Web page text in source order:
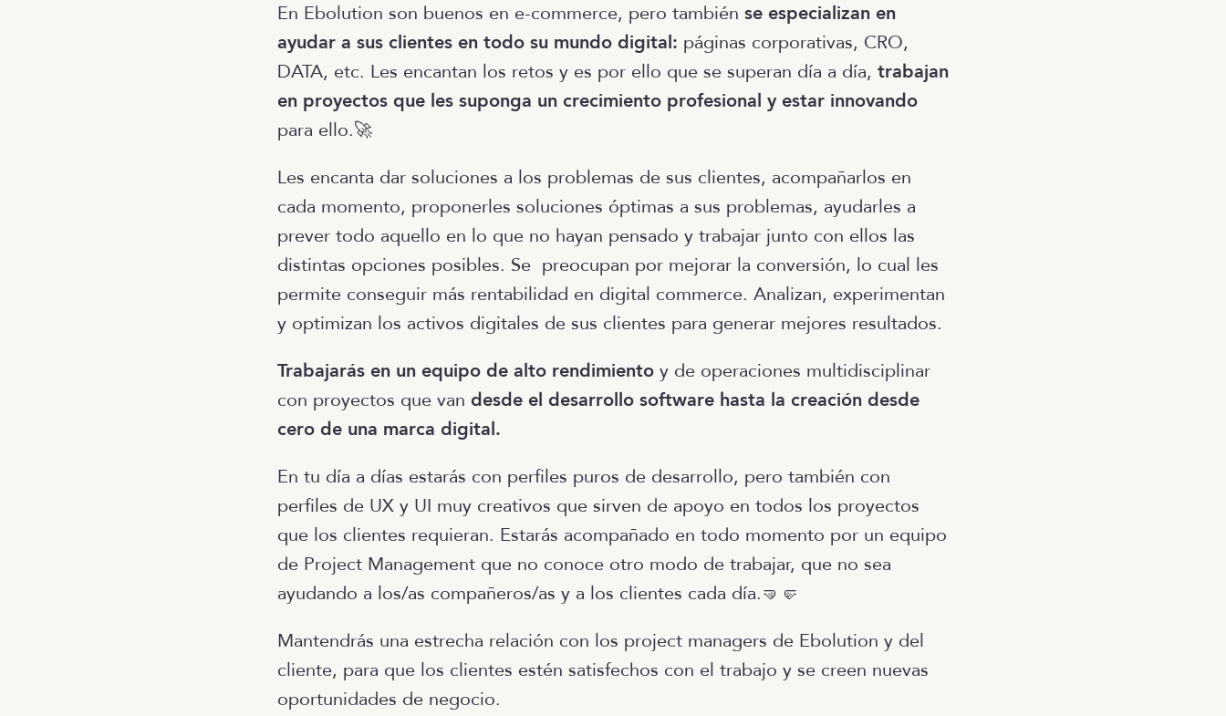
En Ebolution son buenos en e-commerce, pero también se especializan en
ayudar a sus clientes en todo su mundo digital: páginas corporativas, CRO,
DATA, etc. Les encantan los retos y es por ello que se superan día a día, trabajan
en proyectos que les suponga un crecimiento profesional y estar innovando
para ello.🚀
Les encanta dar soluciones a los problemas de sus clientes, acompañarlos en
cada momento, proponerles soluciones óptimas a sus problemas, ayudarles a
prever todo aquello en lo que no hayan pensado y trabajar junto con ellos las
distintas opciones posibles. Se preocupan por mejorar la conversión, lo cual les
permite conseguir más rentabilidad en digital commerce. Analizan, experimentan
y optimizan los activos digitales de sus clientes para generar mejores resultados.
Trabajarás en un equipo de alto rendimiento y de operaciones multidisciplinar
con proyectos que van desde el desarrollo software hasta la creación desde
cero de una marca digital.
En tu día a días estarás con perfiles puros de desarrollo, pero también con
perfiles de UX y UI muy creativos que sirven de apoyo en todos los proyectos
que los clientes requieran. Estarás acompañado en todo momento por un equipo
de Project Management que no conoce otro modo de trabajar, que no sea
ayudando a los/as compañeros/as y a los clientes cada día.🤜🤛
Mantendrás una estrecha relación con los project managers de Ebolution y del
cliente, para que los clientes estén satisfechos con el trabajo y se creen nuevas
oportunidades de negocio.